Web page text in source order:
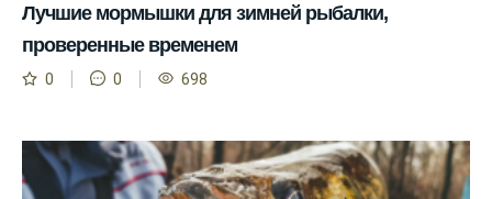
Сегодня у меня был успешный клев, и это
Прогноз клева на сайте всегда актуален и
Я скачал приложение и теперь всегда
Лучшие мормышки для зимней рыбалки,
проверенные временем
0 0 698